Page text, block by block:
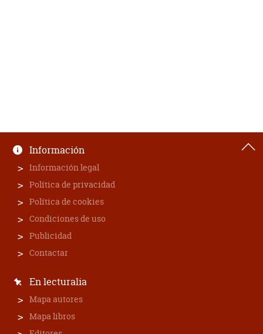
Información
Información legal
Política de privacidad
Política de cookies
Condiciones de uso
Publicidad
Contactar
En lecturalia
Mapa autores
Mapa libros